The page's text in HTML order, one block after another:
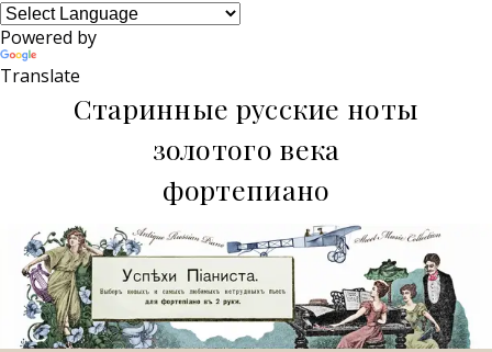
Powered by
Translate
Старинные русские ноты
золотого века
фортепиано